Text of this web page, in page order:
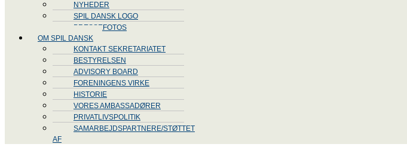
NYHEDER
SPIL DANSK LOGO
PRESSEFOTOS
OM SPIL DANSK
KONTAKT SEKRETARIATET
BESTYRELSEN
ADVISORY BOARD
FORENINGENS VIRKE
HISTORIE
VORES AMBASSADØRER
PRIVATLIVSPOLITIK
SAMARBEJDSPARTNERE/STØTTET
AF